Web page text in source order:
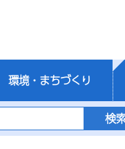
環境・まちづくり